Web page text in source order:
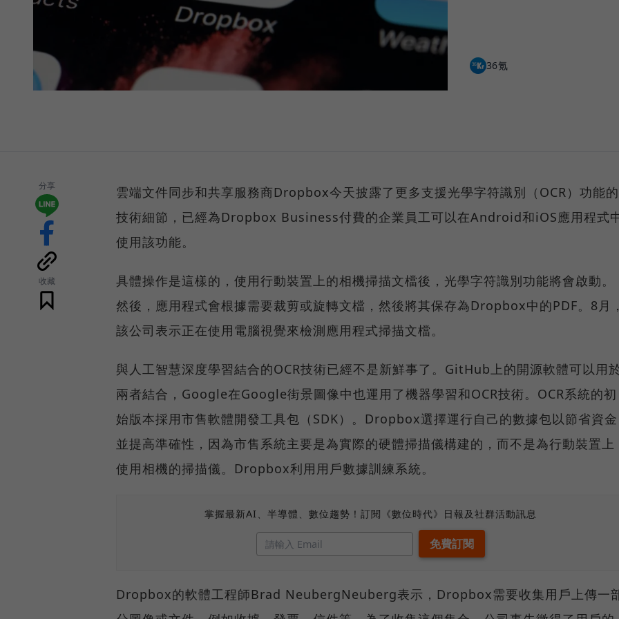
36氪
分享
收藏
雲端文件同步和共享服務商Dropbox今天披露了更多支援光學字符識別（OCR）功能的
技術細節，已經為Dropbox Business付費的企業員工可以在Android和iOS應用程式
使用該功能。
具體操作是這樣的，使用行動裝置上的相機掃描文檔後，光學字符識別功能將會啟動。
然後，應用程式會根據需要裁剪或旋轉文檔，然後將其保存為Dropbox中的PDF。8月
該公司表示正在使用電腦視覺來檢測應用程式掃描文檔。
與人工智慧深度學習結合的OCR技術已經不是新鮮事了。GitHub上的開源軟體可以用
兩者結合，Google在Google街景圖像中也運用了機器學習和OCR技術。OCR系統的初
始版本採用市售軟體開發工具包（SDK）。Dropbox選擇運行自己的數據包以節省資金
並提高準確性，因為市售系統主要是為實際的硬體掃描儀構建的，而不是為行動裝置上
使用相機的掃描儀。Dropbox利用用戶數據訓練系統。
掌握最新AI、半導體、數位趨勢！訂閱《數位時代》日報及社群活動訊息
Dropbox的軟體工程師Brad NeubergNeuberg表示，Dropbox需要收集用戶上傳一